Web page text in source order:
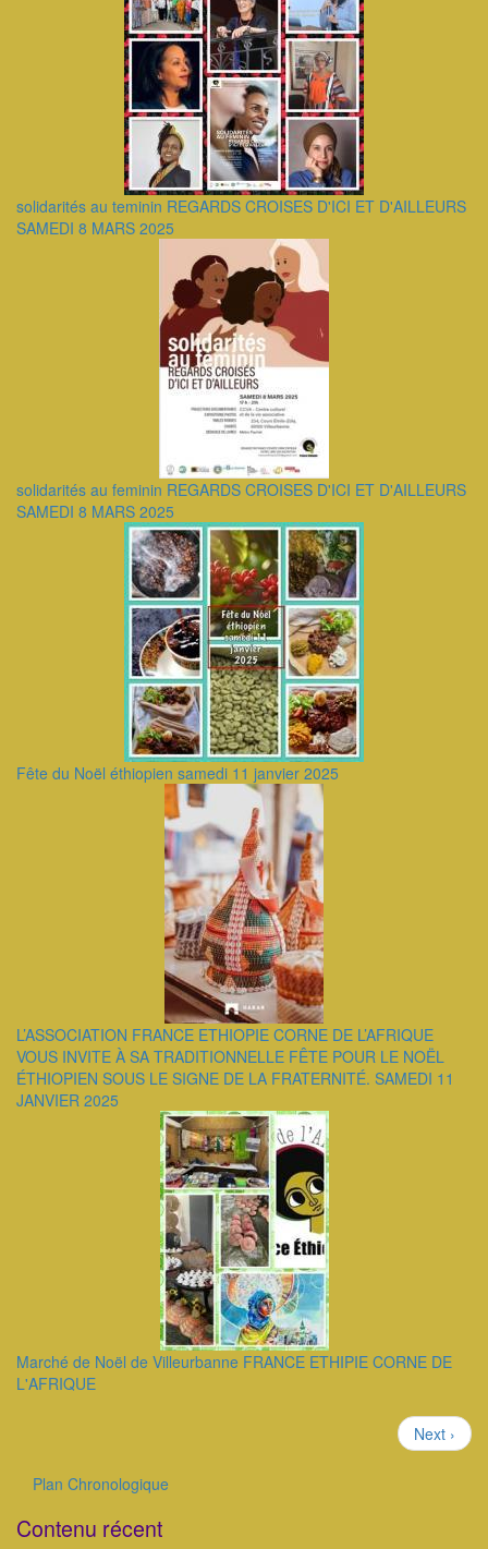
solidarités au teminin REGARDS CROISES D'ICI ET D'AILLEURS
SAMEDI 8 MARS 2025
solidarités au feminin REGARDS CROISES D'ICI ET D'AILLEURS
SAMEDI 8 MARS 2025
Fête du Noël éthiopien samedi 11 janvier 2025
L’ASSOCIATION FRANCE ETHIOPIE CORNE DE L’AFRIQUE
VOUS INVITE À SA TRADITIONNELLE FÊTE POUR LE NOËL
ÉTHIOPIEN SOUS LE SIGNE DE LA FRATERNITÉ. SAMEDI 11
JANVIER 2025
Marché de Noël de Villeurbanne FRANCE ETHIPIE CORNE DE
L'AFRIQUE
Page
suivante
Next ›
Plan Chronologique
Contenu récent